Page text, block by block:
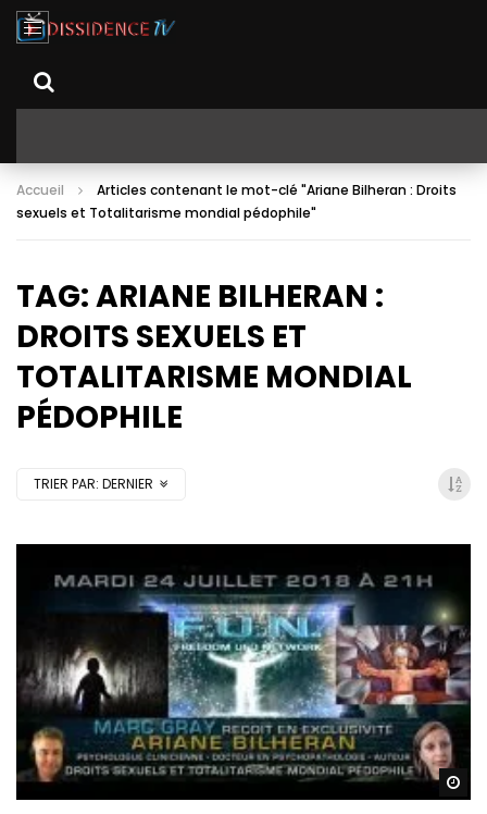
Accueil
Articles contenant le mot-clé "Ariane Bilheran : Droits
sexuels et Totalitarisme mondial pédophile"
TAG: ARIANE BILHERAN :
DROITS SEXUELS ET
TOTALITARISME MONDIAL
PÉDOPHILE
TRIER PAR: DERNIER